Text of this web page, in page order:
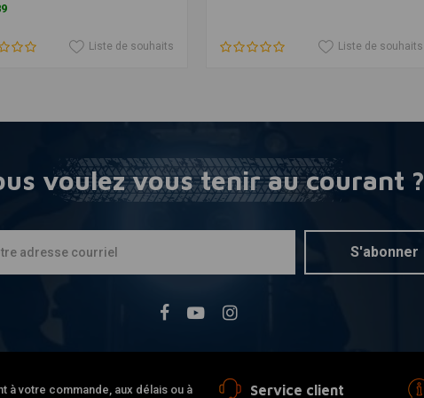
Liste de souhaits Liste de souhaits
voulez vous tenir au courant ?
S'abonner
à votre commande, aux délais ou à Service client